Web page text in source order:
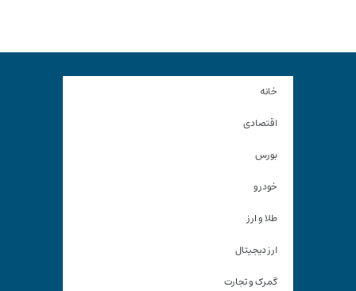
خانه
اقتصادی
بورس
خودرو
طلا و ارز
ارز دیجیتال
گمرک و تجارت